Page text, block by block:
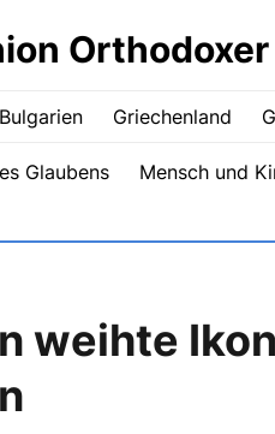
Bulgarien Griechenland
Glaubens Mensch und
weihte